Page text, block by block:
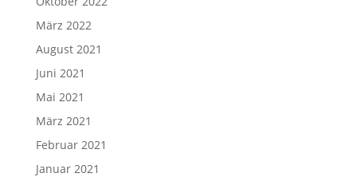
März 2022
August 2021
Juni 2021
Mai 2021
März 2021
Februar 2021
Januar 2021